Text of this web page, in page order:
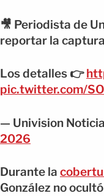
🎥 Periodista de
reportar la
Los detalles 👉
pic.twitter.com/
— Univision
2026
Durante la
González no